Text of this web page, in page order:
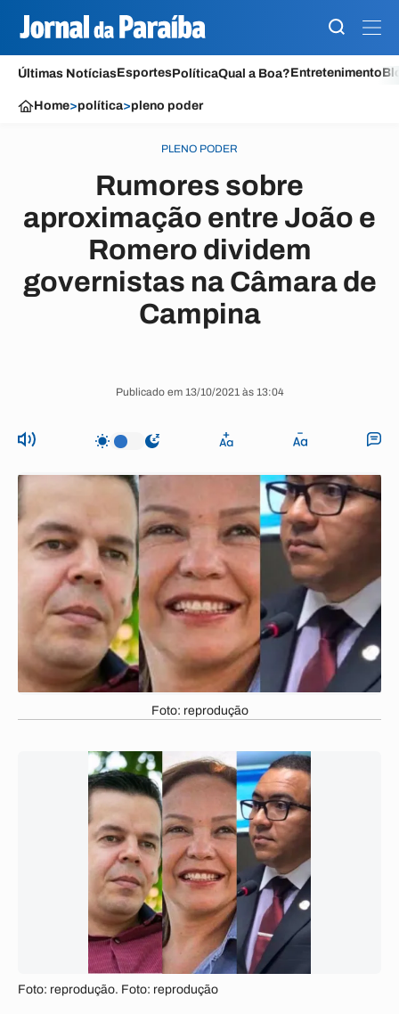
Últimas NotíciasEsportesPolíticaQual a Boa?Entretenimento
Home>política>pleno poder
PLENO PODER
Rumores sobre
aproximação entre João e
Romero dividem
governistas na Câmara de
Campina
Publicado em 13/10/2021 às 13:04
Foto: reprodução
Foto: reprodução. Foto: reprodução